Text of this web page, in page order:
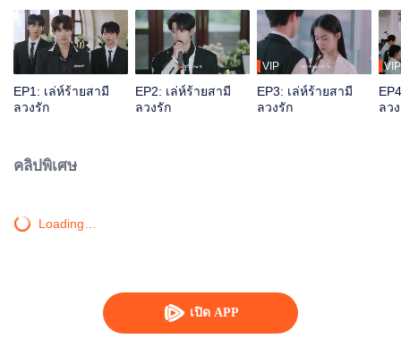
เปิด APP
EP1: เล่ห์ร้ายสามี
ลวงรัก
EP2: เล่ห์ร้ายสามี
ลวงรัก
VIP
EP3: เล่ห์ร้ายสามี
ลวงรัก
VIP
ลว
คลิปพิเศษ
Loading…